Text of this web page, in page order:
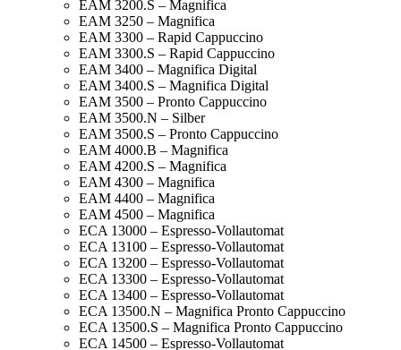
EAM 3200.S – Magnifica
EAM 3250 – Magnifica
EAM 3300 – Rapid Cappuccino
EAM 3300.S – Rapid Cappuccino
EAM 3400 – Magnifica Digital
EAM 3400.S – Magnifica Digital
EAM 3500 – Pronto Cappuccino
EAM 3500.N – Silber
EAM 3500.S – Pronto Cappuccino
EAM 4000.B – Magnifica
EAM 4200.S – Magnifica
EAM 4300 – Magnifica
EAM 4400 – Magnifica
EAM 4500 – Magnifica
ECA 13000 – Espresso-Vollautomat
ECA 13100 – Espresso-Vollautomat
ECA 13200 – Espresso-Vollautomat
ECA 13300 – Espresso-Vollautomat
ECA 13400 – Espresso-Vollautomat
ECA 13500.N – Magnifica Pronto Cappuccino
ECA 13500.S – Magnifica Pronto Cappuccino
ECA 14500 – Espresso-Vollautomat